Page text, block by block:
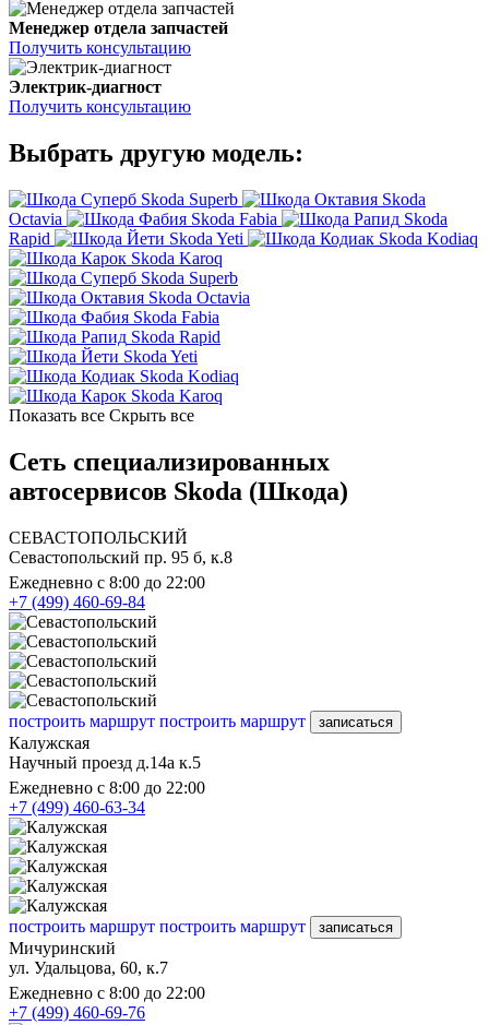
Менеджер отдела запчастей
Получить консультацию
Электрик-диагност
Получить консультацию
Выбрать другую модель:
Skoda Superb
Skoda
Octavia
Skoda Fabia
Skoda
Rapid
Skoda Yeti
Skoda Kodiaq
Skoda Karoq
Skoda Superb
Skoda Octavia
Skoda Fabia
Skoda Rapid
Skoda Yeti
Skoda Kodiaq
Skoda Karoq
Показать все Скрыть все
Сеть специализированных
автосервисов Skoda (Шкода)
СЕВАСТОПОЛЬСКИЙ
Севастопольский пр. 95 б, к.8
Ежедневно с 8:00 до 22:00
+7 (499) 460-69-84
построить маршрут построить маршрут записаться
Калужская
Научный проезд д.14а к.5
Ежедневно с 8:00 до 22:00
+7 (499) 460-63-34
построить маршрут построить маршрут записаться
Мичуринский
ул. Удальцова, 60, к.7
Ежедневно с 8:00 до 22:00
+7 (499) 460-69-76